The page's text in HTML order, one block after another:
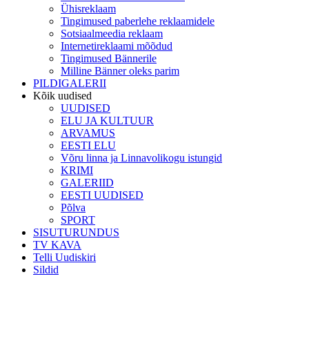
Ühisreklaam
Tingimused paberlehe reklaamidele
Sotsiaalmeedia reklaam
Internetireklaami mõõdud
Tingimused Bännerile
Milline Bänner oleks parim
PILDIGALERII
Kõik uudised
UUDISED
ELU JA KULTUUR
ARVAMUS
EESTI ELU
Võru linna ja Linnavolikogu istungid
KRIMI
GALERIID
EESTI UUDISED
Põlva
SPORT
SISUTURUNDUS
TV KAVA
Telli Uudiskiri
Sildid